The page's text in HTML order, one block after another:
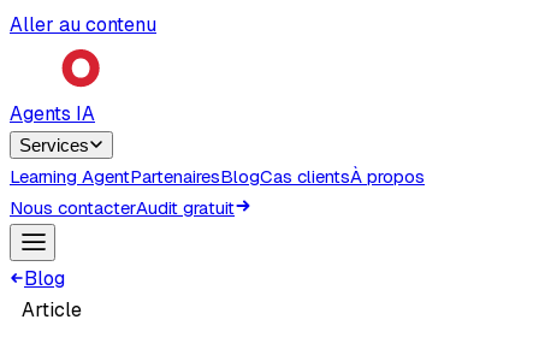
Aller au contenu
Agents IA
Services
Learning AgentPartenairesBlogCas clientsÀ propos
Nous contacterAudit gratuit
Blog
Article